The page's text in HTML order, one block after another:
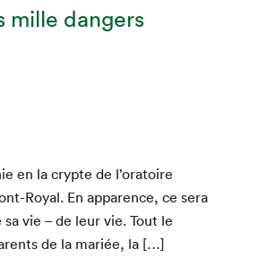
mille dangers
en la crypte de l’oratoire
Roy­al. En apparence, ce sera
vie – de leur vie. Tout le
de la mar­iée, la […]